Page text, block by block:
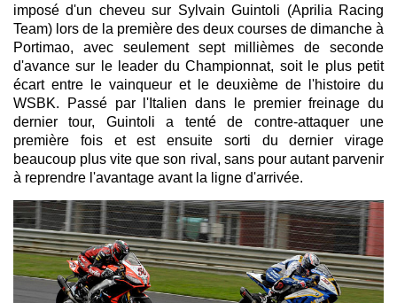
imposé d'un cheveu sur Sylvain Guintoli (Aprilia Racing
Team) lors de la première des deux courses de dimanche à
Portimao, avec seulement sept millièmes de seconde
d'avance sur le leader du Championnat, soit le plus petit
écart entre le vainqueur et le deuxième de l'histoire du
WSBK. Passé par l'Italien dans le premier freinage du
dernier tour, Guintoli a tenté de contre-attaquer une
première fois et est ensuite sorti du dernier virage
beaucoup plus vite que son rival, sans pour autant parvenir
à reprendre l'avantage avant la ligne d'arrivée.